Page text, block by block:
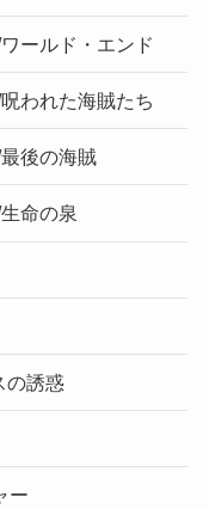
ールド・エンド
われた海賊たち
後の海賊
命の泉
の誘惑
ー